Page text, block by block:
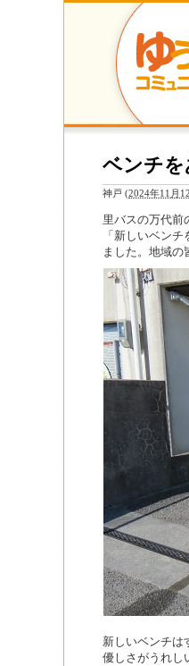
ベンチ
神戸 (2024年11月
里バスの万代前
「新しいベン
ました。地域の
新しいベンチは
優しさがうれし